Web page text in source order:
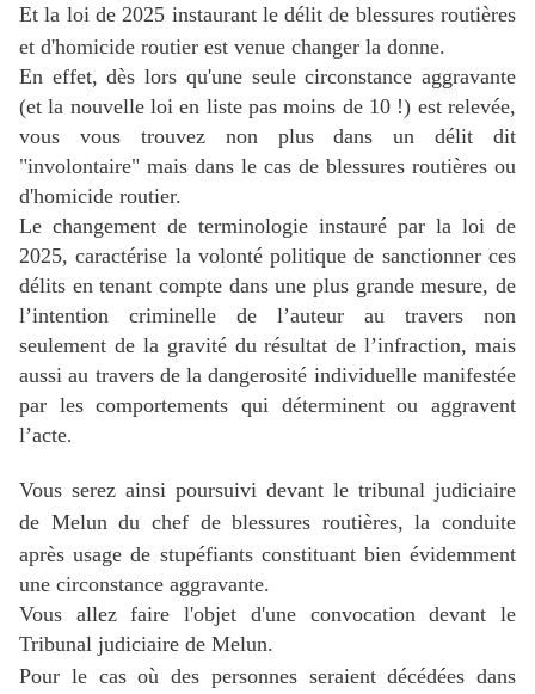
Et la loi de 2025 instaurant le délit de blessures routières
et d'homicide routier est venue changer la donne.
En effet, dès lors qu'une seule circonstance aggravante
(et la nouvelle loi en liste pas moins de 10 !) est relevée,
vous vous trouvez non plus dans un délit dit
"involontaire" mais dans le cas de blessures routières ou
d'homicide routier.
Le changement de terminologie instauré par la loi de
2025, caractérise la volonté politique de sanctionner ces
délits en tenant compte dans une plus grande mesure, de
l’intention criminelle de l’auteur au travers non
seulement de la gravité du résultat de l’infraction, mais
aussi au travers de la dangerosité individuelle manifestée
par les comportements qui déterminent ou aggravent
l’acte.
Vous serez ainsi poursuivi devant le tribunal judiciaire
de Melundu chef de blessures routières, la conduite
après usage de stupéfiantsconstituant bien évidemment
une circonstance aggravante.
Vous allez faire l'objet d'une convocation devant le
Tribunal judiciaire de Melun.
Pour le cas où des personnes seraient décédées dans